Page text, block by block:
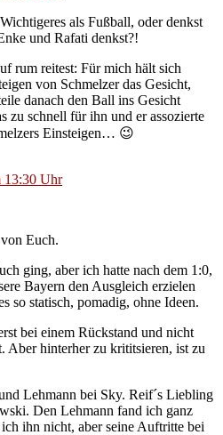
als Fußball, oder denkst
und Rafati denkst?!
rum reitest: Für mich hält sich
von Schmelzer das Gesicht,
danach den Ball ins Gesicht
zu schnell für ihn und er assozierte
Einsteigen… 😉
13:30 Uhr
Euch.
ging, aber ich hatte nach dem 1:0,
Bayern den Ausgleich erzielen
so statisch, pomadig, ohne Ideen.
bei einem Rückstand und nicht
Aber hinterher zu krititsieren, ist zu
Lehmann bei Sky. Reif´s Liebling
Den Lehmann fand ich ganz
ihn nicht, aber seine Auftritte bei